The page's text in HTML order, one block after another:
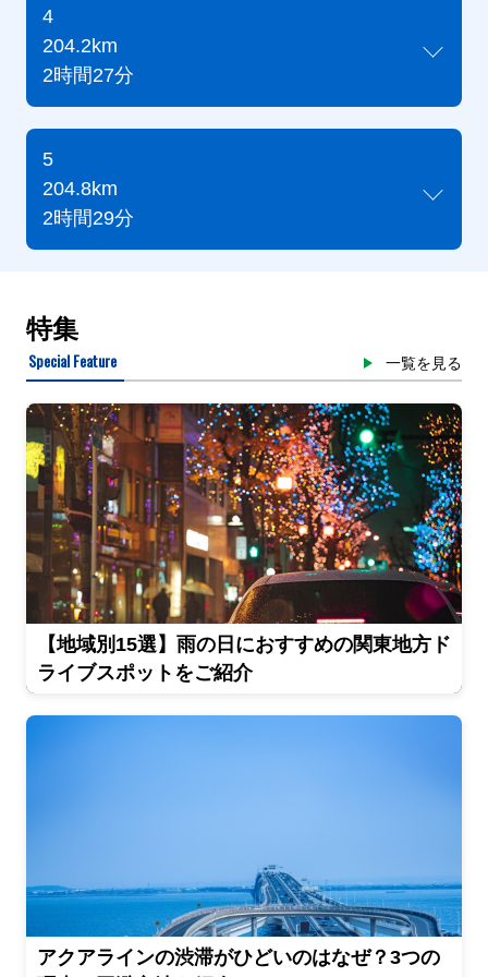
4
204.2km
2時間27分
5
204.8km
2時間29分
特集
Special Feature 一覧を見る
【地域別15選】雨の日におすすめの関東地方ド
ライブスポットをご紹介
アクアラインの渋滞がひどいのはなぜ？3つの